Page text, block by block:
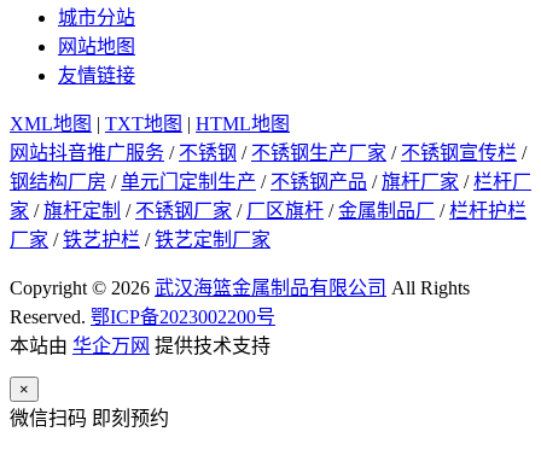
城市分站
网站地图
友情链接
XML地图 | TXT地图 | HTML地图
网站抖音推广服务 / 不锈钢 / 不锈钢生产厂家 / 不锈钢宣传栏 /
钢结构厂房 /单元门定制生产 / 不锈钢产品 /旗杆厂家 /栏杆厂
家 /旗杆定制 / 不锈钢厂家 / 厂区旗杆 /金属制品厂 /栏杆护栏
厂家 /铁艺护栏 /铁艺定制厂家
Copyright © 2026 武汉海篮金属制品有限公司 All Rights
Reserved. 鄂ICP备2023002200号
本站由 华企万网 提供技术支持
×
微信扫码 即刻预约